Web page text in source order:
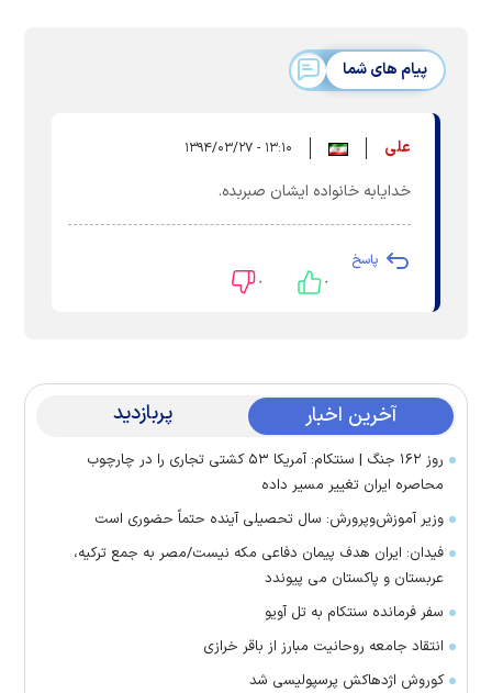
پیام های شما
علی ۱۳:۱۰ - ۱۳۹۴/۰۳/۲۷
خدایابه خانواده ایشان صبربده.
پاسخ
۰ ۰
آخرین اخبار پربازدید
روز ۱۶۲ جنگ | سنتکام: آمریکا ۵۳ کشتی تجاری را در چارچوب
محاصره ایران تغییر مسیر داده
وزیر آموزش‌وپرورش: سال تحصیلی آینده حتماً حضوری است
فیدان: ایران هدف پیمان دفاعی مکه نیست/مصر به جمع ترکیه،
عربستان و پاکستان می پیوندد
سفر فرمانده سنتکام به تل آویو
انتقاد جامعه روحانیت مبارز از باقر خرازی
کوروش اژدهاکش پرسپولیسی شد